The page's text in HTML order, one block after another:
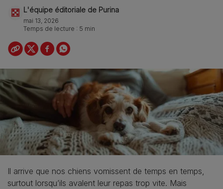
L'équipe éditoriale de Purina
mai 13, 2026
Temps de lecture : 5 min
Il arrive que nos chiens vomissent de temps en temps,
surtout lorsqu’ils avalent leur repas trop vite. Mais